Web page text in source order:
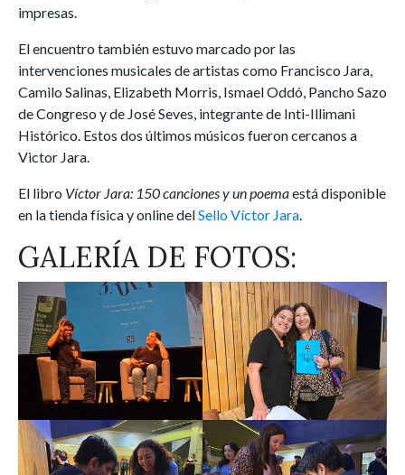
impresas.
El encuentro también estuvo marcado por las
intervenciones musicales de artistas como Francisco Jara,
Camilo Salinas, Elizabeth Morris, Ismael Oddó, Pancho Sazo
de Congreso y de José Seves, integrante de Inti-Illimani
Histórico. Estos dos últimos músicos fueron cercanos a
Victor Jara.
El libro Víctor Jara: 150 canciones y un poemaestá disponible
en la tienda física y online delSello Víctor Jara.
GALERÍA DE FOTOS: